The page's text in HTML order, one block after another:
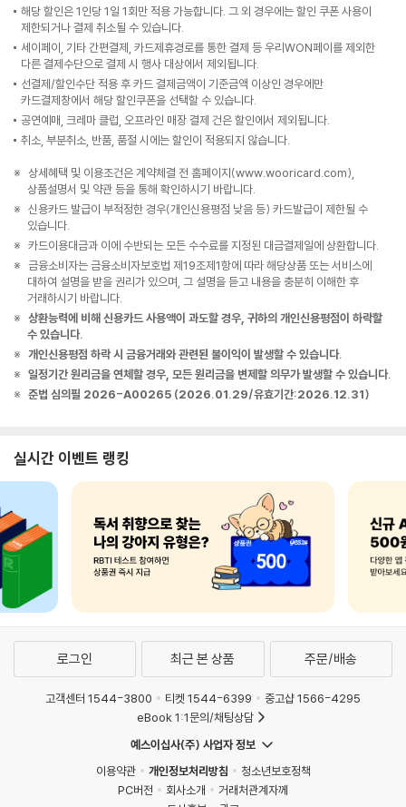
해당 할인은 1인당 1일 1회만 적용 가능합니다. 그 외 경우에는 할인 쿠폰 사용이
제한되거나 결제 취소될 수 있습니다.
세이페이, 기타 간편결제, 카드제휴경로를 통한 결제 등 우리WON페이를 제외한
다른 결제수단으로 결제 시 행사 대상에서 제외됩니다.
선결제/할인수단 적용 후 카드 결제금액이 기준금액 이상인 경우에만
카드결제창에서 해당 할인쿠폰을 선택할 수 있습니다.
공연예매, 크레마 클럽, 오프라인 매장 결제 건은 할인에서 제외됩니다.
취소, 부분취소, 반품, 품절 시에는 할인이 적용되지 않습니다.
상세혜택 및 이용조건은 계약체결 전 홈페이지(www.wooricard.com),
상품설명서 및 약관 등을 통해 확인하시기 바랍니다.
신용카드 발급이 부적정한 경우(개인신용평점 낮음 등) 카드발급이 제한될 수
있습니다.
카드이용대금과 이에 수반되는 모든 수수료를 지정된 대금결제일에 상환합니다.
금융소비자는 금융소비자보호법 제19조제1항에 따라 해당상품 또는 서비스에
대하여 설명을 받을 권리가 있으며, 그 설명을 듣고 내용을 충분히 이해한 후
거래하시기 바랍니다.
상환능력에 비해 신용카드 사용액이 과도할 경우, 귀하의 개인신용평점이 하락할
수 있습니다.
개인신용평점 하락 시 금융거래와 관련된 불이익이 발생할 수 있습니다.
일정기간 원리금을 연체할 경우, 모든 원리금을 변제할 의무가 발생할 수 있습니다.
준법 심의필 2026-A00265 (2026.01.29/유효기간:2026.12.31)
실시간 이벤트 랭킹
로그인 최근 본 상품 주문/배송
고객센터 1544-3800 티켓 1544-6399
중고샵 1566-4295
eBook 1:1문의/채팅상담
예스이십사(주) 사업자 정보
이용약관
개인정보처리방침
청소년보호정책
PC버전
회사소개
거래처관계자께